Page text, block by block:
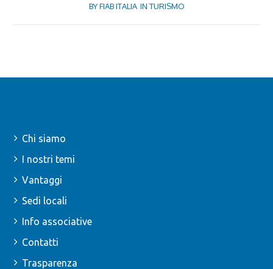
BYFIAB ITALIA IN TURISMO
Chi siamo
I nostri temi
Vantaggi
Sedi locali
Info associative
Contatti
Trasparenza